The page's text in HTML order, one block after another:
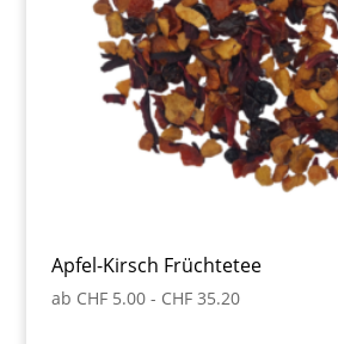
Apfel-Kirsch Früchtetee
ab CHF5.00- CHF35.20